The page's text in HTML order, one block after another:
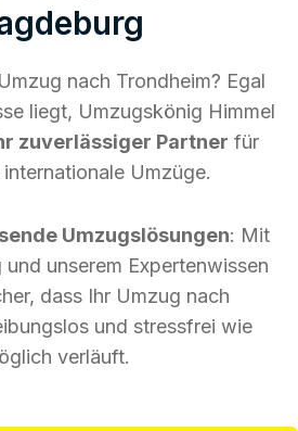
nach Trondheim? Egal
liegt, Umzugskönig Himmel
zuverlässiger Partner für
Umzüge.
Umzugslösungen: Mit
und unserem Expertenwissen
dass Ihr Umzug nach
und stressfrei wie
verläuft.